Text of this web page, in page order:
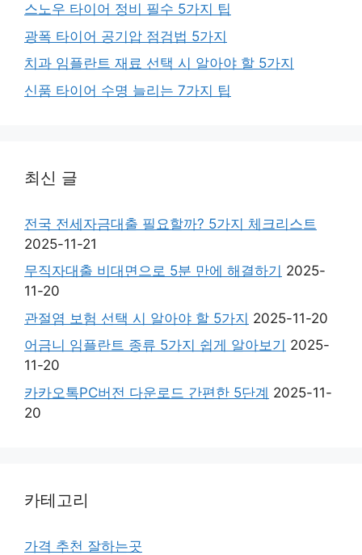
스노우 타이어 정비 필수 5가지 팁
광폭 타이어 공기압 점검법 5가지
치과 임플란트 재료 선택 시 알아야 할 5가지
신품 타이어 수명 늘리는 7가지 팁
최신 글
전국 전세자금대출 필요할까? 5가지 체크리스트
2025-11-21
무직자대출 비대면으로 5분 만에 해결하기 2025-
11-20
관절염 보험 선택 시 알아야 할 5가지 2025-11-20
어금니 임플란트 종류 5가지 쉽게 알아보기 2025-
11-20
카카오톡PC버전 다운로드 간편한 5단계 2025-11-
20
카테고리
가격 추천 잘하는곳